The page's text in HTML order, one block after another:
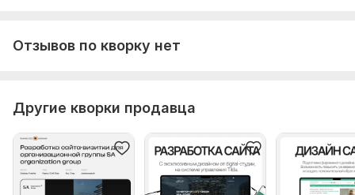
Отзывов по кворку нет
Другие кворки продавца